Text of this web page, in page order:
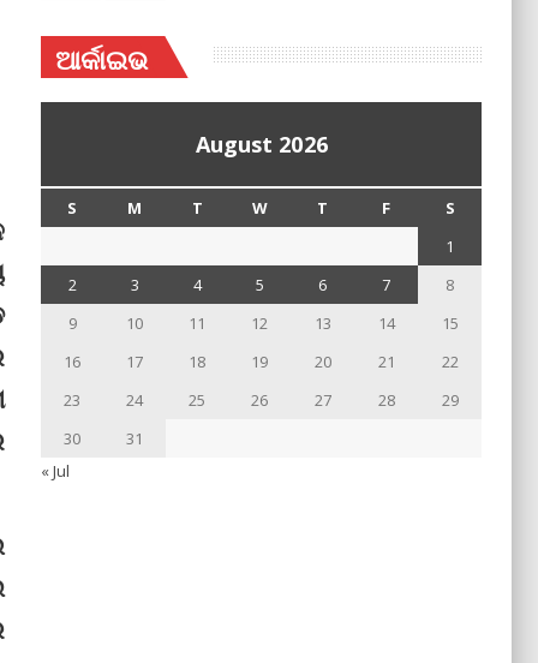
ଆର୍କାଇଭ
August 2026
S M T W T F
S
1
2
3 4 5 6 7
8
9
10 11 12 13 14
15
16
17 18 19 20 21
22
23
24 25 26 27 28
29
30
31
« Jul